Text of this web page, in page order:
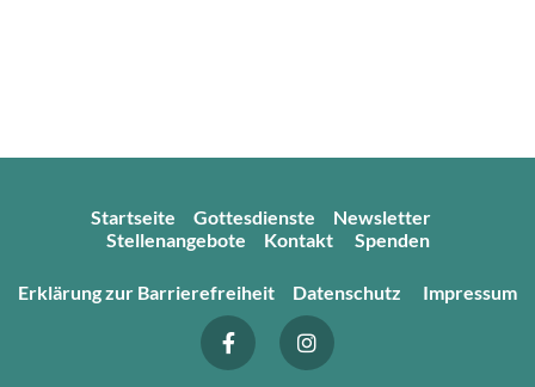
Startseite Gottesdienste
Newsletter
Stellenangebote
Kontakt Spenden
Erklärung zur Barrierefreiheit Datenschutz Impressum